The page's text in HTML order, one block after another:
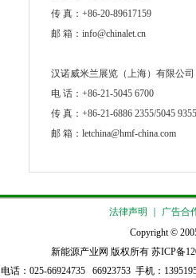
传 真：+86-20-89617159
邮 箱：info@chinalet.cn
汉诺威米兰展览（上海）有限公司
电 话：+86-21-5045 6700
传 真：+86-21-6886 2355/5045 9355
邮 箱：letchina@hmf-china.com
法律声明
广告合
Copyright ©
新能源产业网 版权所有 苏ICP备
电话：025-66924735 66923753 手机：